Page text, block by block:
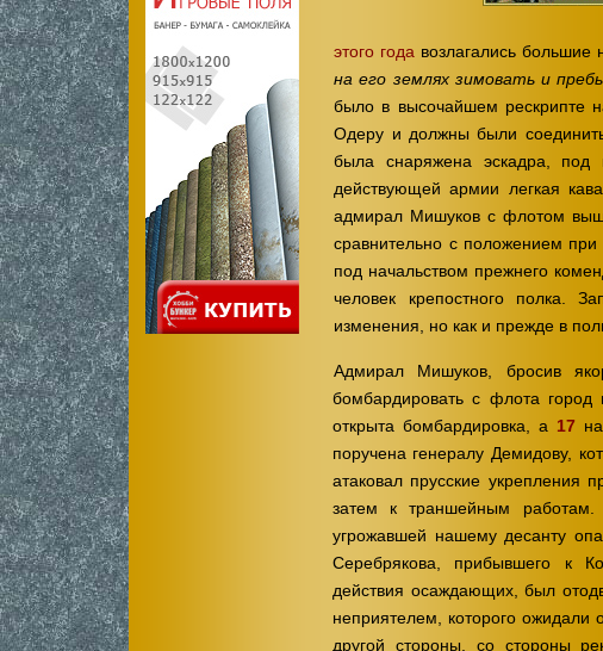
этого года возлагались
на его землях зимовать и
было в высочайшем рескрипте
Одеру и должны были
была снаряжена эскадра,
действующей армии легкая
адмирал Мишуков с флотом
сравнительно с положением
под начальством прежнего
человек крепостного полка.
изменения, но как и прежде в
Адмирал Мишуков, бросив
бомбардировать с флота
открыта бомбардировка, а 17
поручена генералу Демидову,
атаковал прусские укрепления
затем к траншейным работам.
угрожавшей нашему десанту
Серебрякова, прибывшего к
действия осаждающих, был
неприятелем, которого
другой стороны, со стороны